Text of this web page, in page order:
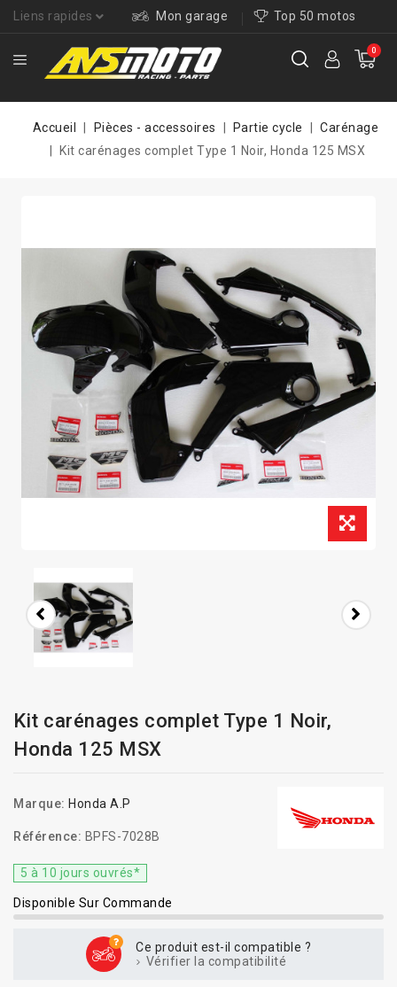
Liens rapides Mon garage Top 50 motos
0
Accueil Pièces - accessoires Partie cycle
Carénage
Kit carénages complet Type 1 Noir, Honda 125 MSX
Kit carénages complet Type 1 Noir,
Honda 125 MSX
Marque: Honda A.P
Référence: BPFS-7028B
5 à 10 jours ouvrés*
Disponible Sur Commande
Ce produit est-il compatible ?
Vérifier la compatibilité